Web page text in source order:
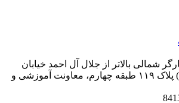
شمالی بالاتر از جلال آل احمد خیابان
فرشی مقدم (شانزدهم) پلاک ۱۱۹ طبقه چهارم، معاونت آموزشی و